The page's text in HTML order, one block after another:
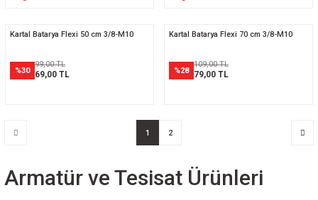
Kartal Batarya Flexi 50 cm 3/8-M10
%30
99,00 TL
69,00 TL
Kartal Batarya Flexi 70 cm 3/8-M10
%28
109,00 TL
79,00 TL
1 2
Armatür ve Tesisat Ürünleri